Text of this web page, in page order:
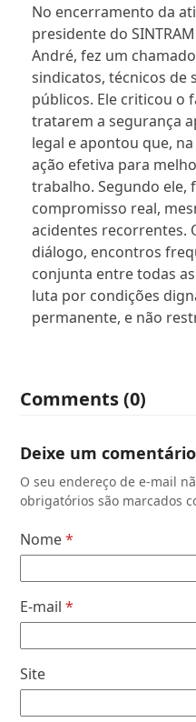
No encerramento da
presidente do
André, fez um
sindicatos, técnicos de
públicos. Ele criticou o
tratarem a segurança
legal e apontou que,
ação efetiva para
trabalho. Segundo ele,
compromisso real,
acidentes recorrentes.
diálogo, encontros
conjunta entre todas
luta por condições
permanente, e não
Comments (0)
Deixe um comentário
O seu endereço de e-mail
obrigatórios são marcados
Nome*
E-mail*
Site